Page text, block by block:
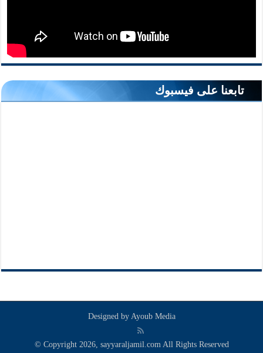
تابعنا على فيسبوك
Designed by Ayoub Media
© Copyright 2026, sayyaraljamil.com All Rights Reserved